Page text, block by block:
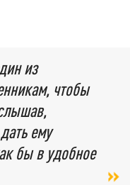
из
чтобы
ему
бы в удобное